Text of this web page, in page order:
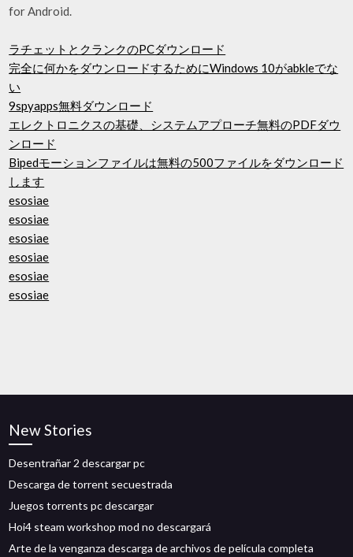
for Android.
ラチェットとクランクのPCダウンロード
完全に何かをダウンロードするためにWindows 10がabkleでな
い
9spyapps無料ダウンロード
エレクトロニクスの基礎、システムアプローチ無料のPDFダウ
ンロード
Bipedモーションファイルは無料の500ファイルをダウンロード
します
esosiae
esosiae
esosiae
esosiae
esosiae
esosiae
New Stories
Desentrañar 2 descargar pc
Descarga de torrent secuestrada
Juegos torrents pc descargar
Hoi4 steam workshop mod no descargará
Arte de la venganza descarga de archivos de película completa